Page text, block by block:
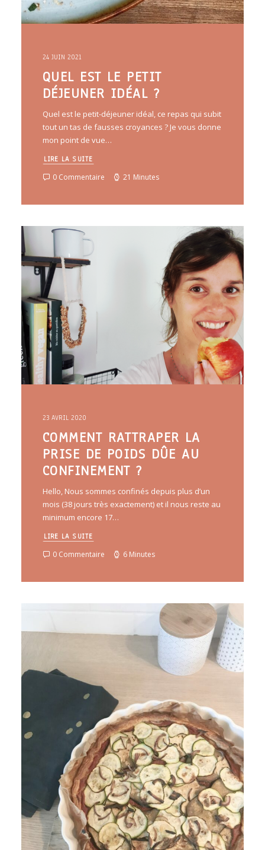
24 JUIN 2021
QUEL EST LE PETIT
DÉJEUNER IDÉAL ?
Quel est le petit-déjeuner idéal, ce repas qui subit
tout un tas de fausses croyances ? Je vous donne
mon point de vue…
LIRE LA SUITE
0 Commentaire 21 Minutes
23 AVRIL 2020
COMMENT RATTRAPER LA
PRISE DE POIDS DÛE AU
CONFINEMENT ?
Hello, Nous sommes confinés depuis plus d’un
mois (38 jours très exactement) et il nous reste au
minimum encore 17…
LIRE LA SUITE
0 Commentaire 6 Minutes